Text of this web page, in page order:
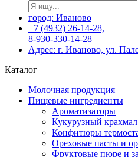
город: Иваново
+7 (4932) 26-14-28,
8-930-330-14-28
Адрес: г. Иваново, ул.
Каталог
Молочная продукция
Пищевые ингредиенты
Ароматизаторы
Кукурузный крахмал
Конфитюры
Ореховые пасты и
Фруктовые пюре и